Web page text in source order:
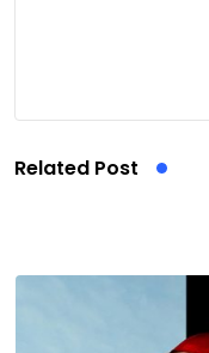
Related Post